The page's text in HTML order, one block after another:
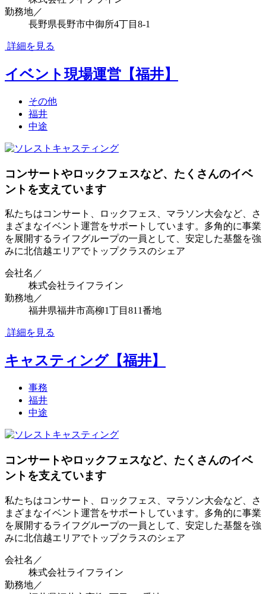
勤務地／
長野県長野市中御所4丁目8-1
詳細を見る
イベント現場運営【福井】
その他
福井
中途
コンサートやロックフェスなど、たくさんのイベ
ントを支えています
私たちはコンサート、ロックフェス、マラソン大会など、さ
まざまなイベント運営をサポートしています。多角的に事業
を展開するライフグループの一員として、安定した基盤を強
みに北信越エリアでトップクラスのシェア
会社名／
株式会社ライフライン
勤務地／
福井県福井市高柳1丁目811番地
詳細を見る
キャスティング【福井】
事務
福井
中途
コンサートやロックフェスなど、たくさんのイベ
ントを支えています
私たちはコンサート、ロックフェス、マラソン大会など、さ
まざまなイベント運営をサポートしています。多角的に事業
を展開するライフグループの一員として、安定した基盤を強
みに北信越エリアでトップクラスのシェア
会社名／
株式会社ライフライン
勤務地／